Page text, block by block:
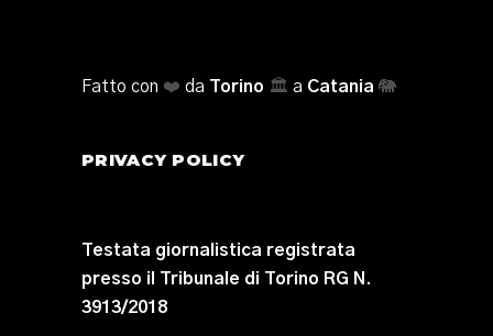
Fatto con ❤️ da Torino 🏛️ a Catania 🐘
PRIVACY POLICY
Testata giornalistica registrata
presso il Tribunale di Torino RG N.
3913/2018